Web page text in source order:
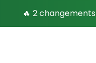
🔥 2